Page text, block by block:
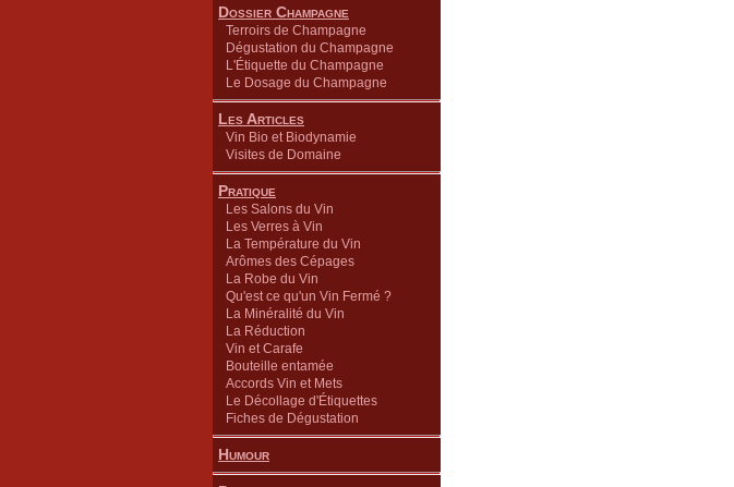
Dossier Champagne
Terroirs de Champagne
Dégustation du Champagne
L'Étiquette du Champagne
Le Dosage du Champagne
Les Articles
Vin Bio et Biodynamie
Visites de Domaine
Pratique
Les Salons du Vin
Les Verres à Vin
La Température du Vin
Arômes des Cépages
La Robe du Vin
Qu'est ce qu'un Vin Fermé ?
La Minéralité du Vin
La Réduction
Vin et Carafe
Bouteille entamée
Accords Vin et Mets
Le Décollage d'Étiquettes
Fiches de Dégustation
Humour